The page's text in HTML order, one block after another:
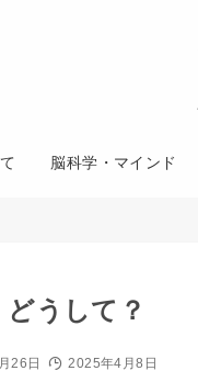
脳科学・マインド
うして？
26日 2025年4月8日